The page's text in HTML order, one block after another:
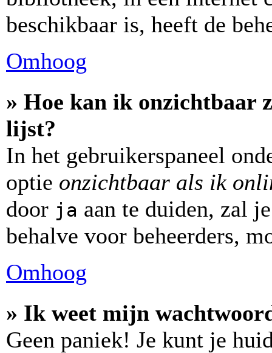
beschikbaar is, heeft de
Omhoog
» Hoe kan ik onzichtbaar
lijst?
In het gebruikerspaneel
optie onzichtbaar als ik
door ja aan te duiden, zal
behalve voor beheerders,
Omhoog
» Ik weet mijn
Geen paniek! Je kunt je